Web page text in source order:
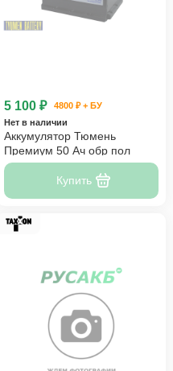
5 100 ₽
4800 ₽ + БУ
Нет в наличии
Аккумулятор Тюмень
Премиум 50 Ач обр пол
Купить